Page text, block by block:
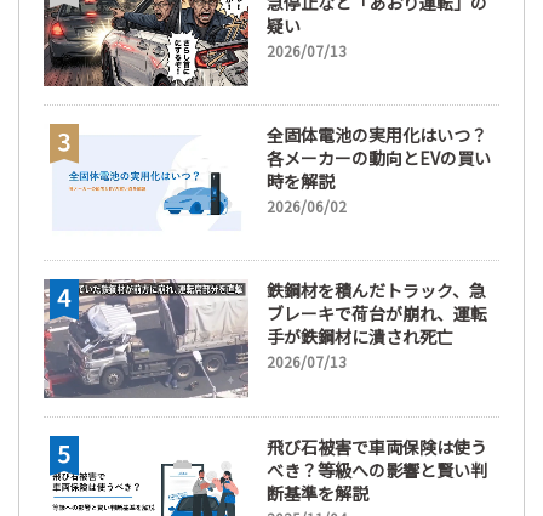
疑い
2026/07/13
全固体電池の実用化はいつ？
各メーカーの動向とEVの買い
時を解説
2026/06/02
鉄鋼材を積んだトラック、急
ブレーキで荷台が崩れ、運転
手が鉄鋼材に潰され死亡
2026/07/13
飛び石被害で車両保険は使う
べき？等級への影響と賢い判
断基準を解説